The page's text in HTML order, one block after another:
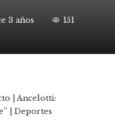
3 años 151
| Ancelotti:
| Deportes